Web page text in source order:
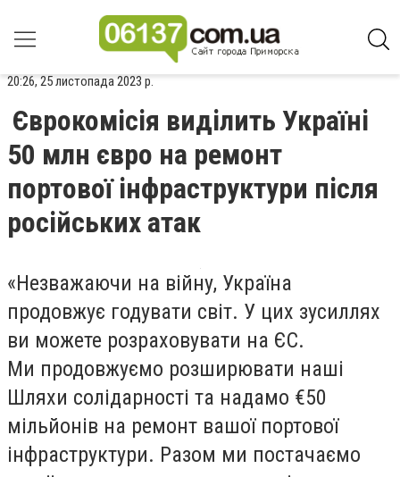
20:26, 25 листопада 2023 р.
Єврокомісія виділить Україні
50 млн євро на ремонт
портової інфраструктури після
російських атак
«Незважаючи на війну, Україна
продовжує годувати світ. У цих зусиллях
ви можете розраховувати на ЄС.
Ми продовжуємо розширювати наші
Шляхи солідарності та надамо €50
мільйонів на ремонт вашої портової
інфраструктури. Разом ми постачаємо